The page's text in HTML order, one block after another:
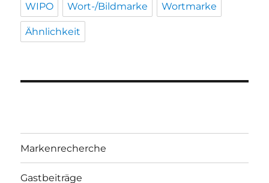
WIPO Wort-/Bildmarke Wortmarke
Ähnlichkeit
Markenrecherche
Gastbeiträge